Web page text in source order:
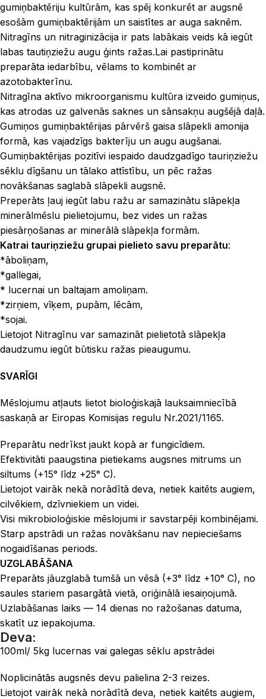
gumiņbaktēriju kultūrām, kas spēj konkurēt ar augsnē
esošām gumiņbaktērijām un saistītes ar auga saknēm.
Nitragīns un nitraginizācija ir pats labākais veids kā iegūt
labas tautiņziežu augu ģints ražas.Lai pastiprinātu
preparāta iedarbību, vēlams to kombinēt ar
azotobakterīnu.
Nitragīna aktīvo mikroorganismu kultūra izveido gumiņus,
kas atrodas uz galvenās saknes un sānsakņu augšējā daļā.
Gumiņos gumiņbaktērijas pārvērš gaisa slāpekli amonija
formā, kas vajadzīgs bakterīju un augu augšanai.
Gumiņbaktērijas pozitīvi iespaido daudzgadīgo tauriņziežu
sēklu dīgšanu un tālako attīstību, un pēc ražas
novākšanas saglabā slāpekli augsnē.
Preperāts ļauj iegūt labu ražu ar samazinātu slāpekļa
minerālmēslu pielietojumu, bez vides un ražas
piesārņošanas ar minerālā slāpekļa formām.
Katrai tauriņziežu grupai pielieto savu preparātu:
*āboliņam,
*gallegai,
* lucernai un baltajam amoliņam.
*zirņiem, vīķem, pupām, lēcām,
*sojai.
Lietojot Nitragīnu var samazināt pielietotā slāpekļa
daudzumu iegūt būtisku ražas pieaugumu.
SVARĪGI
Mēslojumu atļauts lietot bioloģiskajā lauksaimniecībā
saskaņā ar Eiropas Komisijas regulu Nr.2021/1165.
Preparātu nedrīkst jaukt kopā ar fungicīdiem.
Efektivitāti paaugstina pietiekams augsnes mitrums un
siltums (+15° līdz +25° C).
Lietojot vairāk nekā norādītā deva, netiek kaitēts augiem,
cilvēkiem, dzīvniekiem un videi.
Visi mikrobioloģiskie mēslojumi ir savstarpēji kombinējami.
Starp apstrādi un ražas novākšanu nav nepieciešams
nogaidīšanas periods.
UZGLABĀŠANA
Preparāts jāuzglabā tumšā un vēsā (+3° līdz +10° C), no
saules stariem pasargātā vietā, oriģinālā iesaiņojumā.
Uzlabāšanas laiks — 14 dienas no ražošanas datuma,
skatīt uz iepakojuma.
Deva:
100ml/ 5kg lucernas vai galegas sēklu apstrādei
Noplicinātās augsnēs devu palielina 2-3 reizes.
Lietojot vairāk nekā norādītā deva, netiek kaitēts augiem,